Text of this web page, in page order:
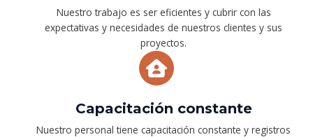
Nuestro trabajo es ser eficientes y cubrir con las
expectativas y necesidades de nuestros clientes y sus
proyectos.
Capacitación constante
Nuestro personal tiene capacitación constante y registros